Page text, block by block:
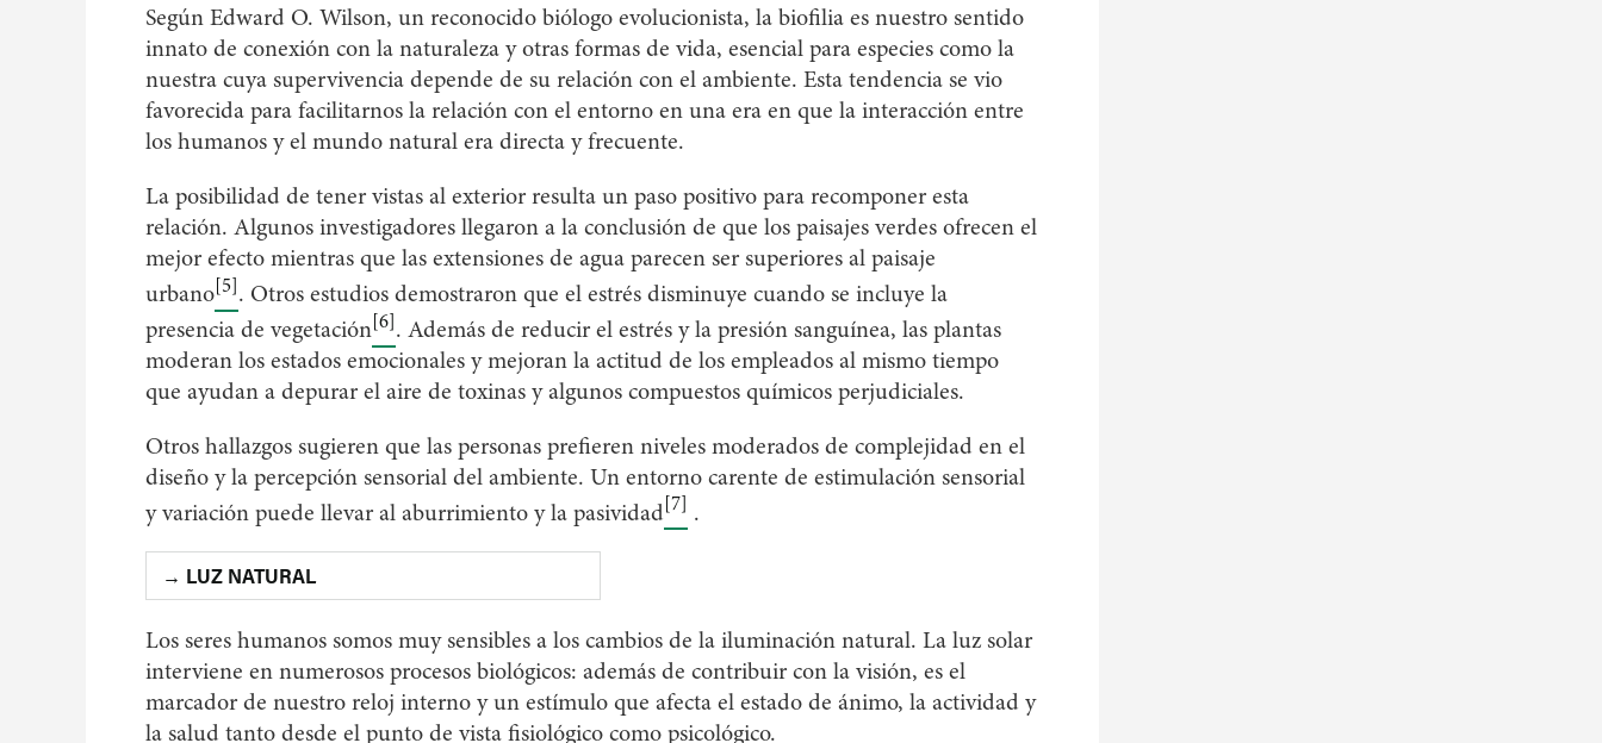
Según Edward O. Wilson, un reconocido biólogo evolucionista, la biofilia es nuestro sentido
innato de conexión con la naturaleza y otras formas de vida, esencial para especies como la
nuestra cuya supervivencia depende de su relación con el ambiente. Esta tendencia se vio
favorecida para facilitarnos la relación con el entorno en una era en que la interacción entre
los humanos y el mundo natural era directa y frecuente.
La posibilidad de tener vistas al exterior resulta un paso positivo para recomponer esta
relación. Algunos investigadores llegaron a la conclusión de que los paisajes verdes ofrecen el
mejor efecto mientras que las extensiones de agua parecen ser superiores al paisaje
urbano[5]. Otros estudios demostraron que el estrés disminuye cuando se incluye la
presencia de vegetación[6]. Además de reducir el estrés y la presión sanguínea, las plantas
moderan los estados emocionales y mejoran la actitud de los empleados al mismo tiempo
que ayudan a depurar el aire de toxinas y algunos compuestos químicos perjudiciales.
Otros hallazgos sugieren que las personas prefieren niveles moderados de complejidad en el
diseño y la percepción sensorial del ambiente. Un entorno carente de estimulación sensorial
y variación puede llevar al aburrimiento y la pasividad[7] .
→ LUZ NATURAL
Los seres humanos somos muy sensibles a los cambios de la iluminación natural. La luz solar
interviene en numerosos procesos biológicos: además de contribuir con la visión, es el
marcador de nuestro reloj interno y un estímulo que afecta el estado de ánimo, la actividad y
la salud tanto desde el punto de vista fisiológico como psicológico.